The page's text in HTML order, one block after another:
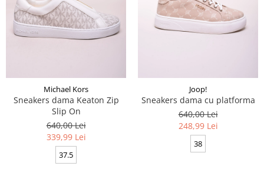
Michael Kors
Sneakers dama Keaton Zip
Slip On
640,00 Lei
339,99 Lei
37.5
Joop!
Sneakers dama cu platforma
640,00 Lei
248,99 Lei
38